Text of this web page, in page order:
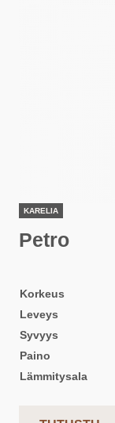
KARELIA
Petro
Korkeus
Leveys
Syvyys
Paino
Lämmitysala